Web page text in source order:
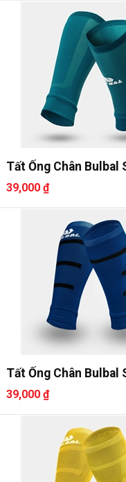
Tất Ống Chân Bulbal
39,000 ₫
Tất Ống Chân Bulbal
39,000 ₫